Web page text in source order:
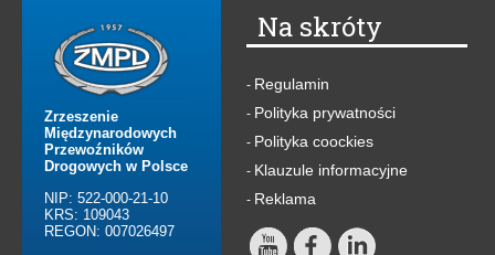
Zrzeszenie
Międzynarodowych
Przewoźników
Drogowych w Polsce
NIP: 522-000-21-10
KRS: 109043
REGON: 007026497
Na skróty
- Regulamin
- Polityka prywatności
- Polityka coockies
- Klauzule informacyjne
- Reklama